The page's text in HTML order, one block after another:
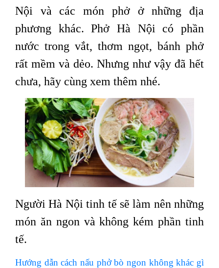
Nội và các món phở ở những địa
phương khác. Phở Hà Nội có phần
nước trong vắt, thơm ngọt, bánh phở
rất mềm và dẻo. Nhưng như vậy đã hết
chưa, hãy cùng xem thêm nhé.
Người Hà Nội tinh tế sẽ làm nên những
món ăn ngon và không kém phần tinh
tế.
Hướng dẫn cách nấu phở bò ngon không khác gì